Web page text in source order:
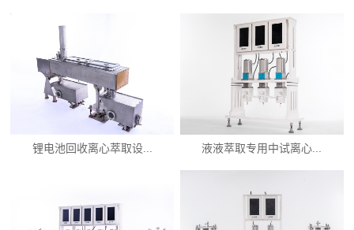
锂电池回收离心萃取设... 液液萃取专用中试离心...